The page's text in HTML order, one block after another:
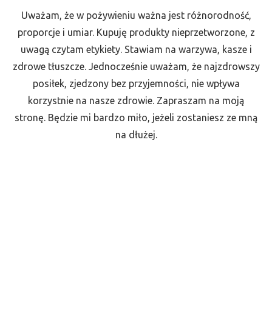
Uważam, że w pożywieniu ważna jest różnorodność,
proporcje i umiar. Kupuję produkty nieprzetworzone, z
uwagą czytam etykiety. Stawiam na warzywa, kasze i
zdrowe tłuszcze. Jednocześnie uważam, że najzdrowszy
posiłek, zjedzony bez przyjemności, nie wpływa
korzystnie na nasze zdrowie. Zapraszam na moją
stronę. Będzie mi bardzo miło, jeżeli zostaniesz ze mną
na dłużej.